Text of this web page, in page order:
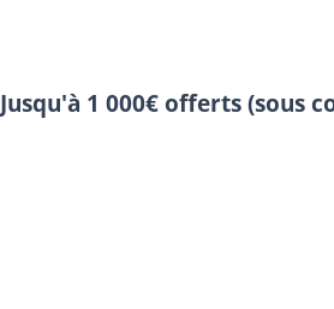
Jusqu'à 1 000€ offerts (sous